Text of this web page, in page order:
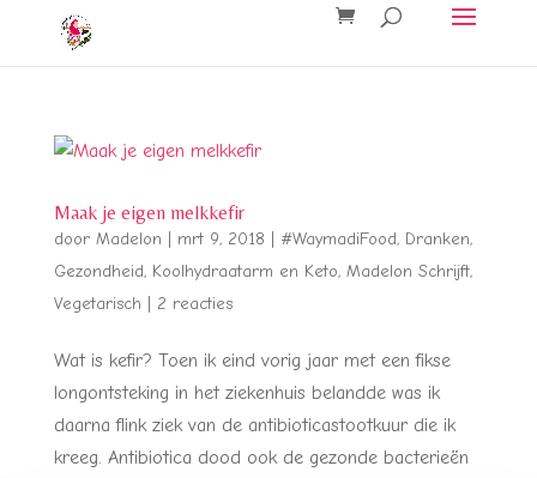
Maak je eigen melkkefir
door Madelon mrt 9, 2018 #WaymadiFood, Dranken,
Gezondheid, Koolhydraatarm en Keto, Madelon Schrijft,
Vegetarisch
2 reacties
Wat is kefir? Toen ik eind vorig jaar met een fikse
longontsteking in het ziekenhuis belandde was ik
daarna flink ziek van de antibioticastootkuur die ik
kreeg. Antibiotica dood ook de gezonde bacterieën